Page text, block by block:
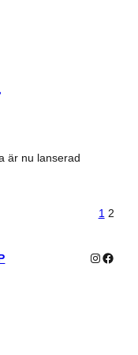
är nu lanserad
1 2